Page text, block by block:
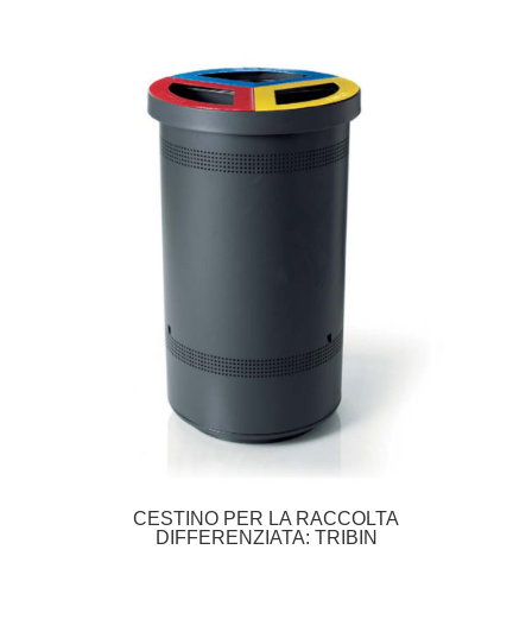
CESTINO PER LA RACCOLTA
DIFFERENZIATA: TRIBIN